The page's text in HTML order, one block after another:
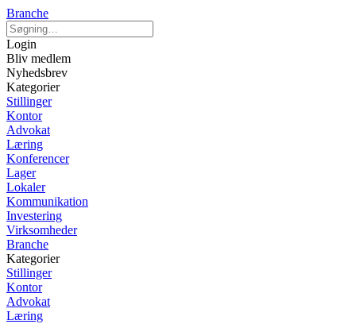
Branche
Login
Bliv medlem
Nyhedsbrev
Kategorier
Stillinger
Kontor
Advokat
Læring
Konferencer
Lager
Lokaler
Kommunikation
Investering
Virksomheder
Branche
Kategorier
Stillinger
Kontor
Advokat
Læring